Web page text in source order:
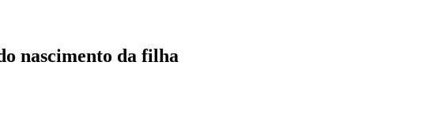
nascimento da filha